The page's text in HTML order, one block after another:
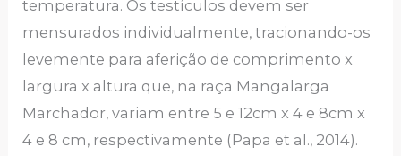
temperatura. Os testículos devem ser
mensurados individualmente, tracionando-os
levemente para aferição de comprimento x
largura x altura que, na raça Mangalarga
Marchador, variam entre 5 e 12cm x 4 e 8cm x
4 e 8 cm, respectivamente (Papa et al., 2014).